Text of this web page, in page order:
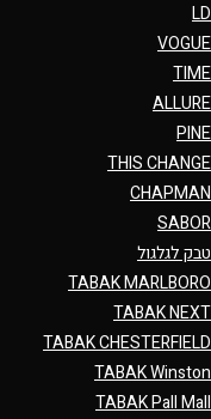
LD
VOGUE
TIME
ALLURE
PINE
THIS CHANGE
CHAPMAN
SABOR
טבק לגלגול
TABAK MARLBORO
TABAK NEXT
TABAK CHESTERFIELD
TABAK Winston
TABAK Pall Mall